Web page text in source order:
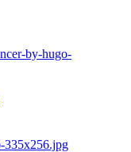
by-hugo-
335x256.jpg